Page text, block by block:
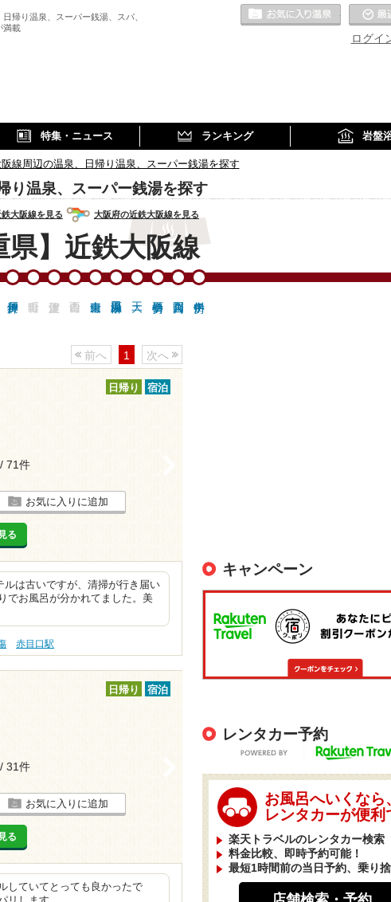
帰り温泉、スーパー銭湯、スパ、
満載
ログイ
お気に入
特集・ニュース ランキング 岩盤
線周辺の温泉、日帰り温泉、スーパー銭湯を探す
り温泉、スーパー銭湯を探す
大阪線を見る 大阪府の近鉄大阪線を見る
県】近鉄大阪線
前へ 1 次へ
日帰り 宿泊
/ 71件
お気に入りに追加
る
は古いですが、清掃が行き届い
でお風呂が分かれてました。美
赤目口駅
日帰り 宿泊
/ 31件
お気に入りに追加
る
していてとっても良かったで
キャンペーン
レンタカー予約
お風呂へいくなら、
レンタカーが便利
楽天トラベルのレンタカー検索
料金比較、即時予約可能！
最短1時間前の当日予約、乗り